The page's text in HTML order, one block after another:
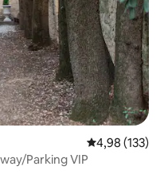
Gemiddelde
4,98 (133)
Parking VIP